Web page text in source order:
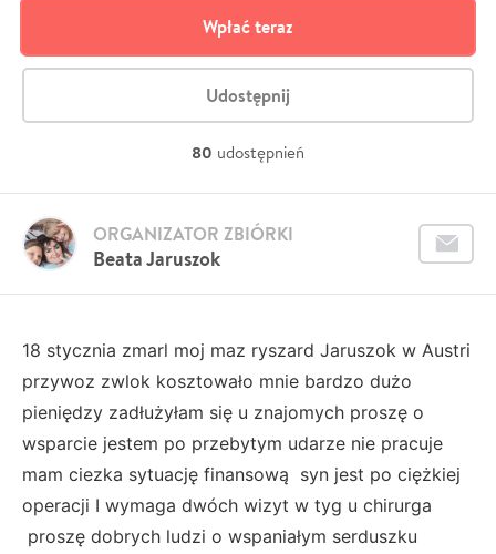
Wpłać teraz
Udostępnij
80 udostępnień
Beata Jaruszok
ORGANIZATOR ZBIÓRKI
18 stycznia zmarl moj maz ryszard Jaruszok w Austri
przywoz zwlok kosztowało mnie bardzo dużo
pieniędzy zadłużyłam się u znajomych proszę o
wsparcie jestem po przebytym udarze nie pracuje
mam ciezka sytuację finansową syn jest po ciężkiej
operacji I wymaga dwóch wizyt w tyg u chirurga
proszę dobrych ludzi o wspaniałym serduszku